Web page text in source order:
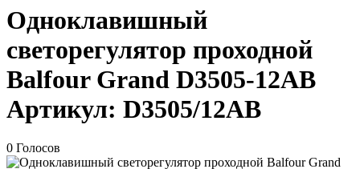
Одноклавишный
светорегулятор проходной
Balfour Grand D3505-12AB
Артикул: D3505/12AB
0 Голосов